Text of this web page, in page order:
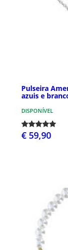
Pulseira
azuis e
DISPONÍVEL
€ 59,90